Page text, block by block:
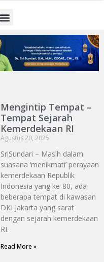
Mengintip Tempat –
Tempat Sejarah
Kemerdekaan RI
Agustus 20, 2025
SriSundari – Masih dalam
suasana ‘menikmati’ perayaan
kemerdekaan Republik
Indonesia yang ke-80, ada
beberapa tempat di kawasan
DKI Jakarta yang sarat
dengan sejarah kemerdekaan
RI.
Read More »